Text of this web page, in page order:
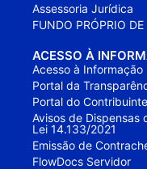
Assessoria Jurídica
FUNDO PRÓPRIO
ACESSO À
Acesso à Informação
Portal da
Portal do Contribuinte
Avisos de Dispensas
Lei 14.133/2021
Emissão de
FlowDocs Servidor